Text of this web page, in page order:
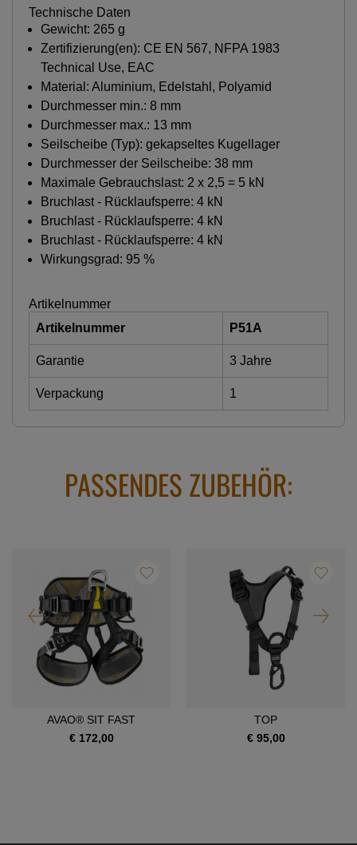
Technische Daten
Gewicht: 265 g
Zertifizierung(en): CE EN 567, NFPA 1983
Technical Use, EAC
Material: Aluminium, Edelstahl, Polyamid
Durchmesser min.: 8 mm
Durchmesser max.: 13 mm
Seilscheibe (Typ): gekapseltes Kugellager
Durchmesser der Seilscheibe: 38 mm
Maximale Gebrauchslast: 2 x 2,5 = 5 kN
Bruchlast - Rücklaufsperre: 4 kN
Bruchlast - Rücklaufsperre: 4 kN
Bruchlast - Rücklaufsperre: 4 kN
Wirkungsgrad: 95 %
Artikelnummer
Artikelnummer
P51A
Garantie 3 Jahre
Verpackung 1
PASSENDES ZUBEHÖR:
AVAO® SIT FAST
€ 172,00
TOP
€ 95,00